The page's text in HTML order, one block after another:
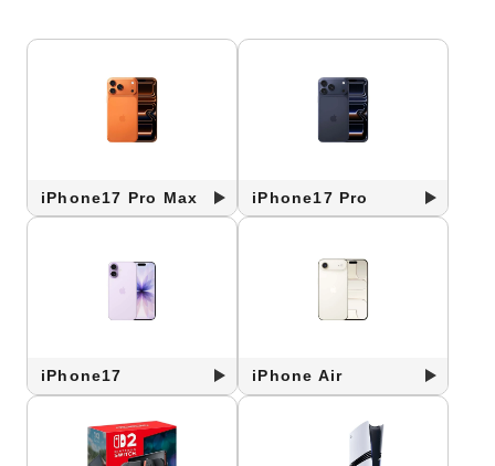
iPhone17 Pro Max iPhone17 Pro
iPhone17 iPhone Air